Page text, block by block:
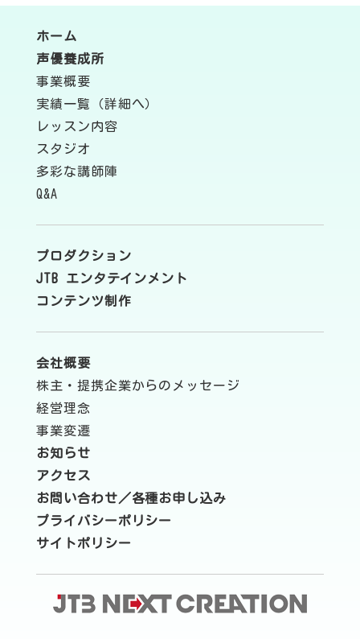
ホーム
声優養成所
事業概要
実績一覧（詳細へ）
レッスン内容
スタジオ
多彩な講師陣
Q&A
プロダクション
JTB エンタテインメント
コンテンツ制作
会社概要
株主・提携企業からのメッセージ
経営理念
事業変遷
お知らせ
アクセス
お問い合わせ／各種お申し込み
プライバシーポリシー
サイトポリシー